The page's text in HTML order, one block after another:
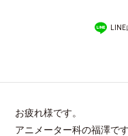
お疲れ様です。
アニメーター科の福澤です